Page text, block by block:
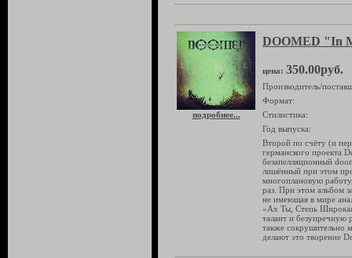
подробнее...
DOOMED "In
цена: 350.00руб.
Производитель/
Формат:
Стилистика:
Год выпуска:
Второй по счёту (и
германского проекта
безапелляционный
лишённый при этом
многоплановую
раз. При этом альбом
не имеющая в мире
«Ах Ты, Степь
талант и безупречную
также сокрушительно
делают это творение